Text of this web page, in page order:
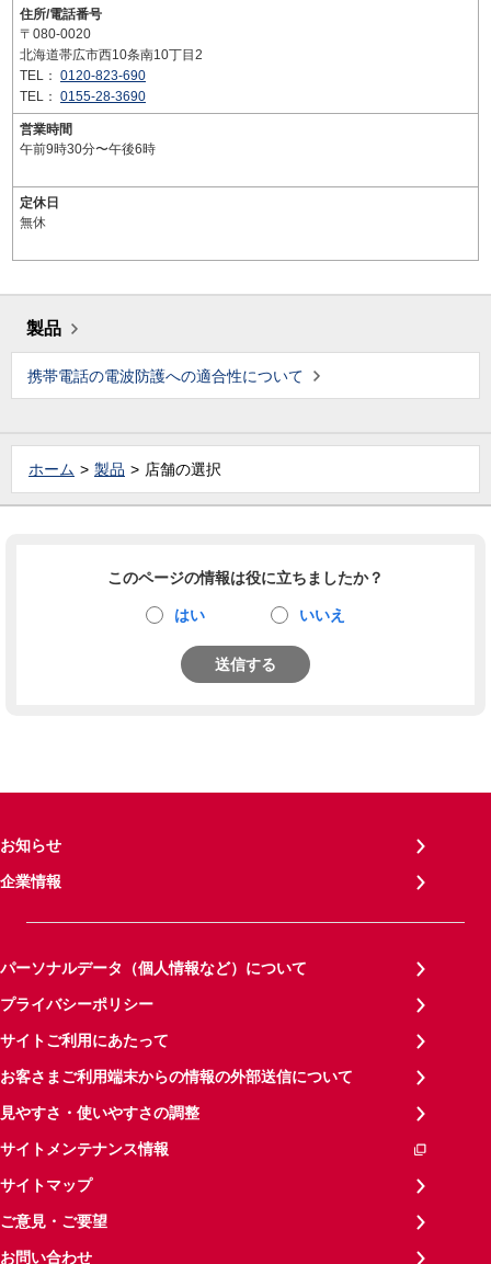
住所/電話番号
〒080-0020
北海道帯広市西10条南10丁目2
TEL： 0120-823-690
TEL： 0155-28-3690
営業時間
午前9時30分〜午後6時
定休日
無休
製品
携帯電話の電波防護への適合性について
ホーム 製品 店舗の選択
このページの情報は役に立ちましたか？
はい いいえ
送信する
お知らせ
企業情報
パーソナルデータ（個人情報など）について
プライバシーポリシー
サイトご利用にあたって
お客さまご利用端末からの情報の外部送信について
見やすさ・使いやすさの調整
サイトメンテナンス情報
サイトマップ
ご意見・ご要望
お問い合わせ